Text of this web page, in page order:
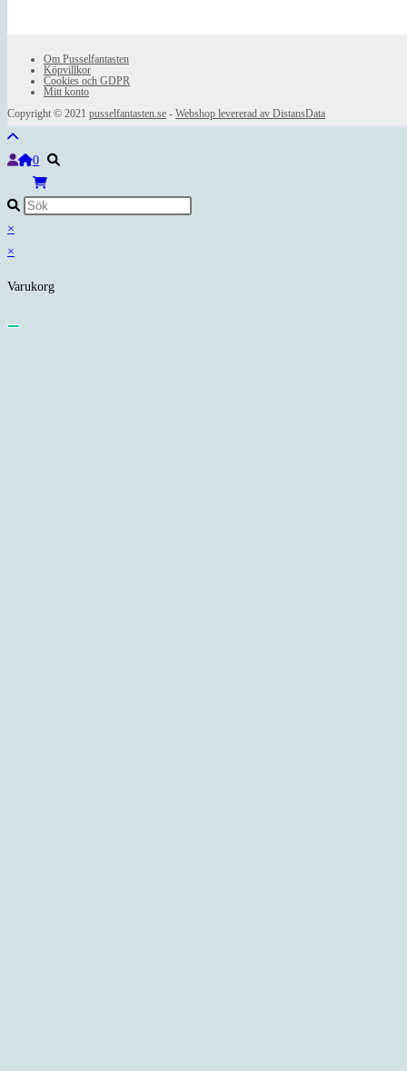
Om Pusselfantasten
Köpvillkor
Cookies och GDPR
Mitt konto
Copyright © 2021 pusselfantasten.se - Webshop levererad av DistansData
0
×
×
Varukorg